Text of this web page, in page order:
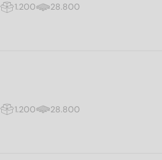
1.200 28.800
1.200 28.800